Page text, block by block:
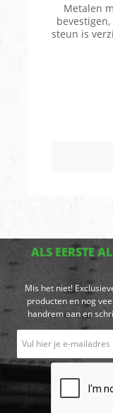
Metalen
steun is
ALS EERSTE
Mis het niet!
producten en nog
handrem aan en